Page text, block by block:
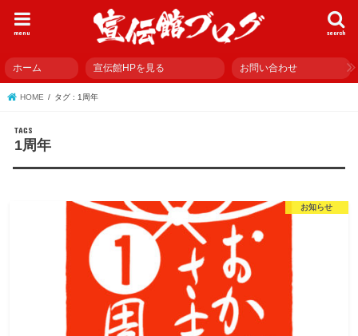
search
menu
ホーム 宣伝館HPを見る お問い合わせ
HOME タグ : 1周年
1周年
お知らせ